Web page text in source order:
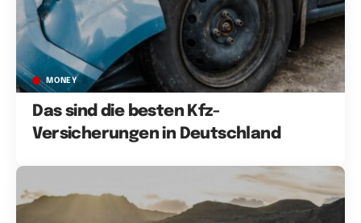
MONEY
Das sind die besten Kfz-
Versicherungen in Deutschland